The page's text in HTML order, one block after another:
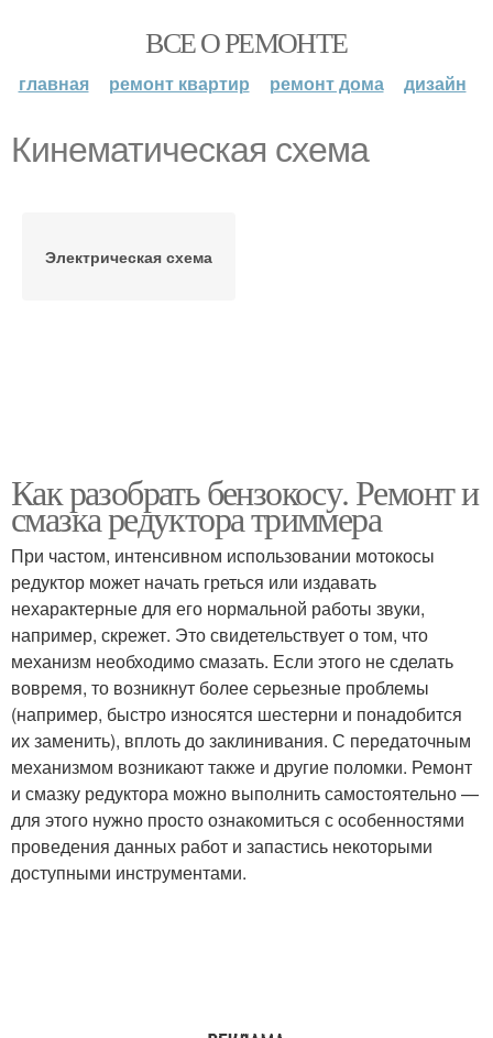
ВСЕ О РЕМОНТЕ
главная ремонт квартир ремонт дома дизайн
Кинематическая схема
Электрическая схема
Как разобрать бензокосу. Ремонт и
смазка редуктора триммера
При частом, интенсивном использовании мотокосы
редуктор может начать греться или издавать
нехарактерные для его нормальной работы звуки,
например, скрежет. Это свидетельствует о том, что
механизм необходимо смазать. Если этого не сделать
вовремя, то возникнут более серьезные проблемы
(например, быстро износятся шестерни и понадобится
их заменить), вплоть до заклинивания. С передаточным
механизмом возникают также и другие поломки. Ремонт
и смазку редуктора можно выполнить самостоятельно —
для этого нужно просто ознакомиться с особенностями
проведения данных работ и запастись некоторыми
доступными инструментами.